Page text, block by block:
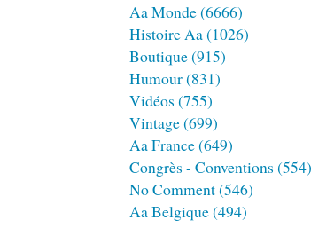
Aa Monde(6666)
Histoire Aa(1026)
Boutique(915)
Humour(831)
Vidéos (755)
Vintage(699)
Aa France(649)
Congrès - Conventions (554)
No Comment(546)
Aa Belgique(494)